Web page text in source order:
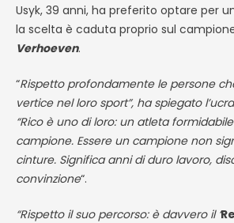
Usyk, 39 anni, ha preferito optare per
la scelta è caduta proprio sul
Verhoeven.
“Rispetto profondamente le persone
vertice nel loro sport”, ha spiegato
“Rico è uno di loro: un atleta
campione. Essere un campione non
cinture. Significa anni di duro lavoro,
convinzione“.
“Rispetto il suo percorso: è davvero il ‘